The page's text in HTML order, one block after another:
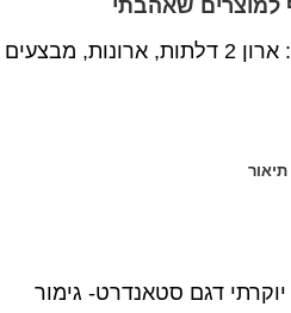
למוצרים שאהבתי
ארון 2 דלתות , ארונות, מבצעים
תיאור
איכותי יוקרתי דגם סטאנדרט- גימור